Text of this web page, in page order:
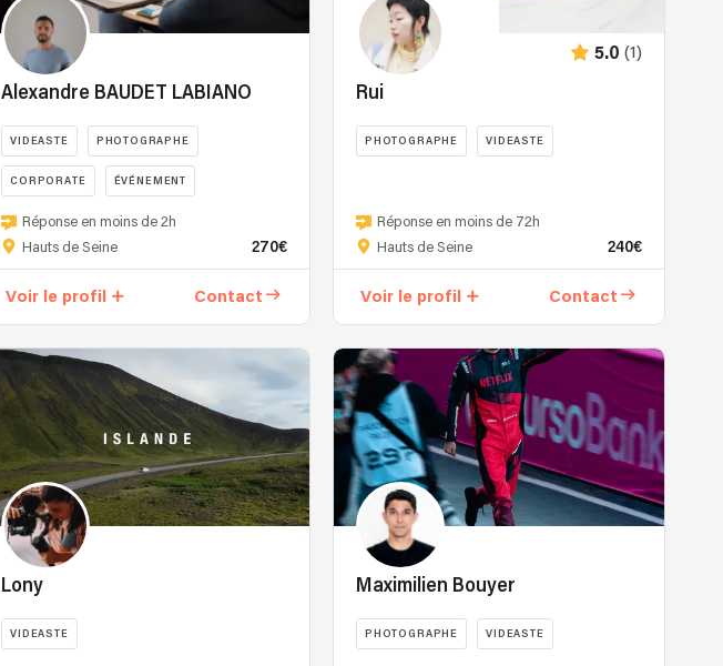
Alexandre BAUDET LABIANO
VIDEASTE PHOTOGRAPHE
CORPORATE ÉVÉNEMENT
MARIAGE
Réponse en moins de 2h
Hauts de Seine
270€
Voir le profil Contact
5.0 (1)
Rui
PHOTOGRAPHE VIDEASTE
Réponse en moins de 72h
Hauts de Seine
240€
Voir le profil Contact
Lony
VIDEASTE
Maximilien Bouyer
PHOTOGRAPHE VIDEASTE